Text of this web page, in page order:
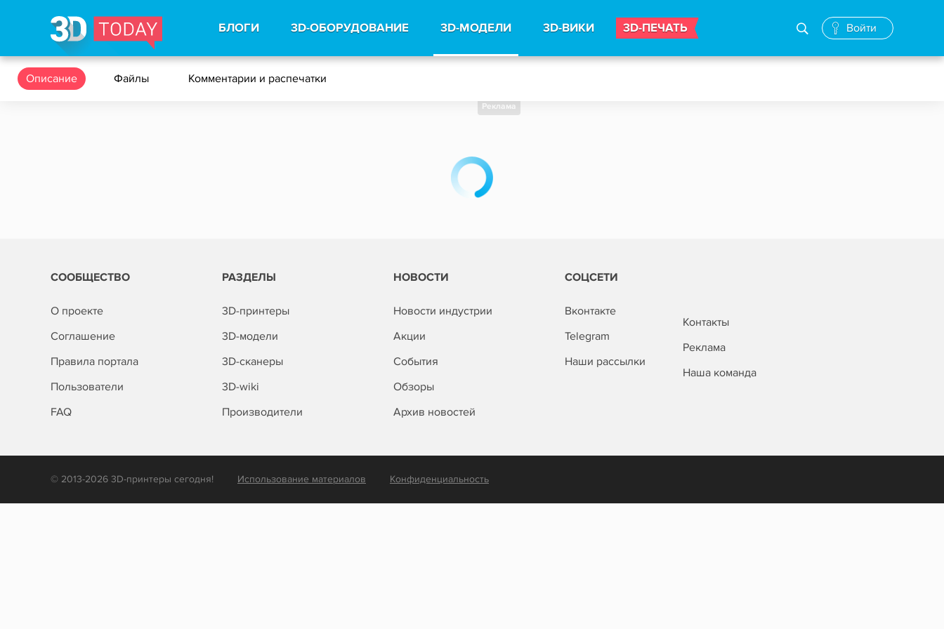
БЛОГИ 3D-ОБОРУДОВАНИЕ 3D-МОДЕЛИ 3D-ВИКИ 3D-ПЕЧАТЬ Войти
Описание Файлы Комментарии и распечатки
Реклама
СООБЩЕСТВО
О проекте
Соглашение
Правила портала
Пользователи
FAQ
РАЗДЕЛЫ
3D-принтеры
3D-модели
3D-сканеры
3D-wiki
Производители
НОВОСТИ
Новости индустрии
Акции
События
Обзоры
Архив новостей
СОЦСЕТИ
Вконтакте
Telegram
Наши рассылки
Контакты
Реклама
Наша команда
© 2013-2026 3D-принтеры сегодня! Использование материалов Конфиденциальность